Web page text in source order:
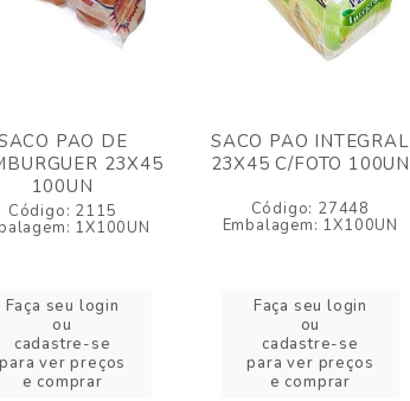
PAO DE
23X45
100UN
Código: 2115
1X100UN
Faça seu login
ou
cadastre-se
para ver preços
e comprar
SACO PAO INTEGRAL
23X45 C/FOTO 100UN
Código: 27448
Embalagem: 1X100UN
Faça seu login
ou
cadastre-se
para ver preços
e comprar